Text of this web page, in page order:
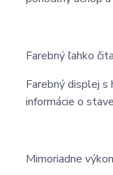
Farebný ľahko
Farebný displej s
informácie o
Mimoriadne